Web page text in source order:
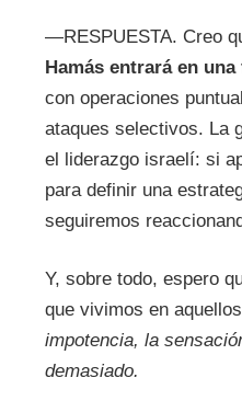
—RESPUESTA. Creo
Hamás entrará en
con operaciones
ataques selectivos. La
el liderazgo israelí: si
para definir una
seguiremos
Y, sobre todo, espero
que vivimos en
impotencia, la
demasiado.